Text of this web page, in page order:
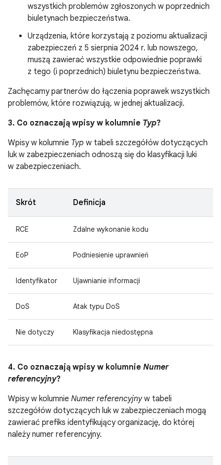
wszystkich problemów zgłoszonych w poprzednich
biuletynach bezpieczeństwa.
Urządzenia, które korzystają z poziomu aktualizacji
zabezpieczeń z 5 sierpnia 2024 r. lub nowszego,
muszą zawierać wszystkie odpowiednie poprawki
z tego (i poprzednich) biuletynu bezpieczeństwa.
Zachęcamy partnerów do łączenia poprawek wszystkich
problemów, które rozwiązują, w jednej aktualizacji.
3. Co oznaczają wpisy w kolumnie Typ?
Wpisy w kolumnie Typ w tabeli szczegółów dotyczących
luk w zabezpieczeniach odnoszą się do klasyfikacji luki
w zabezpieczeniach.
Skrót Definicja
RCE Zdalne wykonanie kodu
EoP Podniesienie uprawnień
Identyfikator Ujawnianie informacji
DoS Atak typu DoS
Nie dotyczy Klasyfikacja niedostępna
4. Co oznaczają wpisy w kolumnie Numer
referencyjny?
Wpisy w kolumnie Numer referencyjnyw tabeli
szczegółów dotyczących luk w zabezpieczeniach mogą
zawierać prefiks identyfikujący organizację, do której
należy numer referencyjny.